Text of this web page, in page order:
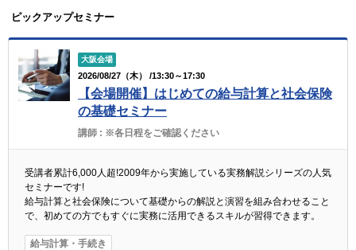
ピックアップセミナー
大阪会場
2026/08/27（木） /13:30～17:30
【会場開催】はじめての給与計算と社会保険
の基礎セミナー
講師 : ※各日程をご確認ください
受講者累計6,000人超!2009年から実施している実務解説シリーズの人気
セミナーです!
給与計算と社会保険について基礎からの解説と演習を組み合わせること
で、初めての方でもすぐに実務に活用できるスキルが習得できます。
給与計算・手続き